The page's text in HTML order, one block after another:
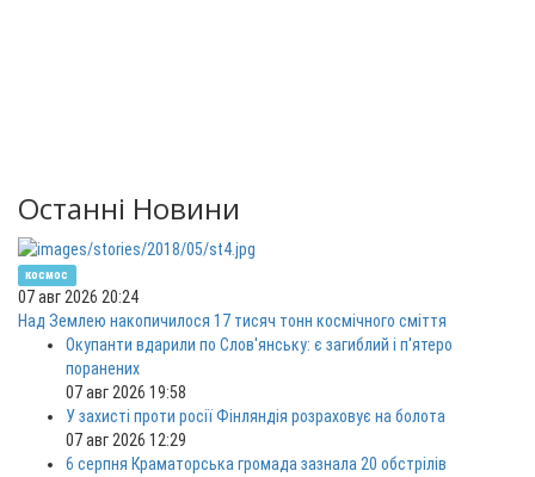
Останні Новини
космос
07 авг 2026 20:24
Над Землею накопичилося 17 тисяч тонн космічного сміття
Окупанти вдарили по Слов'янську: є загиблий і п'ятеро
поранених
07 авг 2026 19:58
У захисті проти росії Фінляндія розраховує на болота
07 авг 2026 12:29
6 серпня Краматорська громада зазнала 20 обстрілів